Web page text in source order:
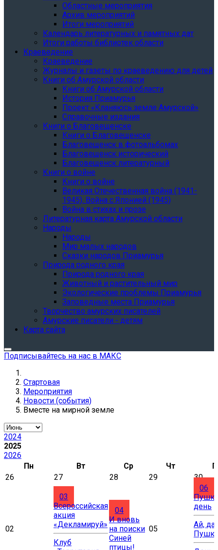
Областные мероприятия
Архив мероприятий
Итоги мероприятий
Календарь литературных и памятных дат
Итоги работы библиотек области
Краеведение
Краеведение
Журналы и газеты по краеведению для детей
Книги об Амурской области
Книги об Амурской области
История Приамурья
Проект «Кланяюсь земле Амурской»
Справочные издания
Книги о Благовещенске
Книги о Благовещенске
Благовещенск в фотоальбомах
Благовещенск исторический
Благовещенск литературный
Книги о войне
Книги о войне
Великая Отечественная война (1941-
1945). Война с Японией (1945)
Война в стихах и прозе
Литературная карта Амурской области
Народы
Народы
Мир малых народов
Сказки народов Приамурья
Природа родного края
Природа родного края
Животный и растительный мир
Экологические проблемы Приамурья
Заповедные места Приамурья
Творчество амурских писателей
Амурские писатели - детям
Карта сайта
Подписывайтесь на нас в МАКС
Стартовая
Мероприятия
Новости (события)
Вместе на мирной земле
2024
2025
2026
Пн
Вт Ср Чт
26
27 28 29 30
02
03
Всероссийская
акция
«Декламируй»
Клуб
04
И вновь
на поиски
Синей
птицы!
05
06
день
Ай, да